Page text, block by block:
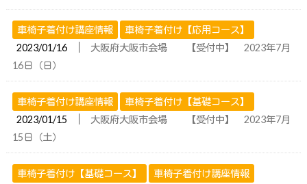
車椅子着付け講座情報
車椅子着付け【応用コース】
2023/01/16
大阪府大阪市会場 【受付中】 2023年7月
16日（日）
車椅子着付け講座情報
車椅子着付け【基礎コース】
2023/01/15
大阪府大阪市会場 【受付中】 2023年7月
15日（土）
車椅子着付け【基礎コース】
車椅子着付け講座情報